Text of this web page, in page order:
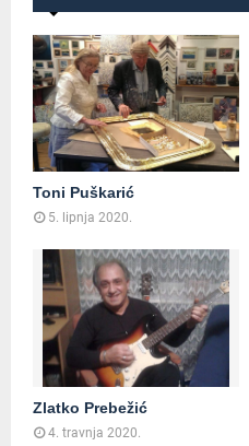
Toni Puškarić
5. lipnja 2020.
Zlatko Prebežić
4. travnja 2020.